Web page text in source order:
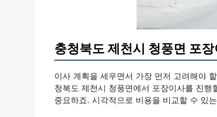
충청북도 제천시 청풍면 포
이사 계획을 세우면서 가장 먼저 고려해야
청북도 제천시 청풍면에서 포장이사를 진
중요하죠. 시각적으로 비용을 비교할 수 있